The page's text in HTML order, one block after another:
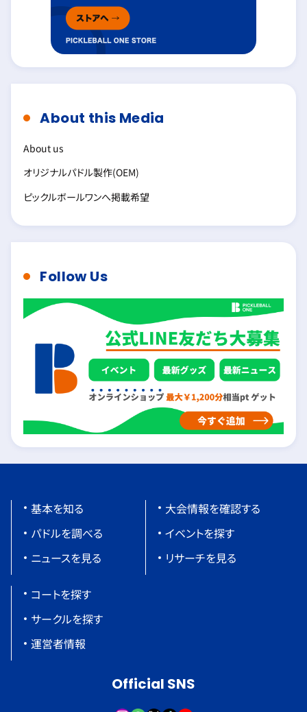
About this Media
About us
オリジナルパドル製作(OEM)
ピックルボールワンへ掲載希望
Follow Us
基本を知る
パドルを調べる
ニュースを見る
大会情報を確認する
イベントを探す
リサーチを見る
コートを探す
サークルを探す
運営者情報
Official SNS